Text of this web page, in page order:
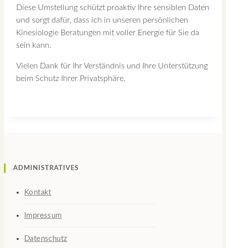
Diese Umstellung schützt proaktiv Ihre sensiblen Daten
und sorgt dafür, dass ich in unseren persönlichen
Kinesiologie Beratungen mit voller Energie für Sie da
sein kann.
Vielen Dank für Ihr Verständnis und Ihre Unterstützung
beim Schutz Ihrer Privatsphäre.
ADMINISTRATIVES
Kontakt
Impressum
Datenschutz